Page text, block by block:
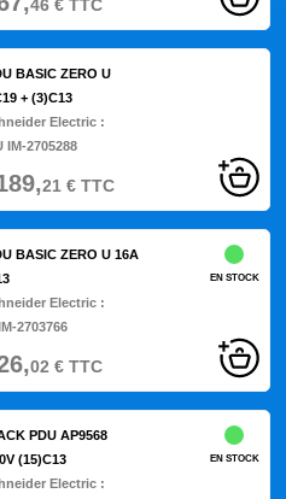
46€TTC
BASIC ZERO U
+ (3)C13
Electric :
IM-2705288
21 €TTC
BASIC ZERO U 16A
Electric :
2703766
EN STOCK
02 €TTC
PDU AP9568
(15)C13
Electric :
EN STOCK